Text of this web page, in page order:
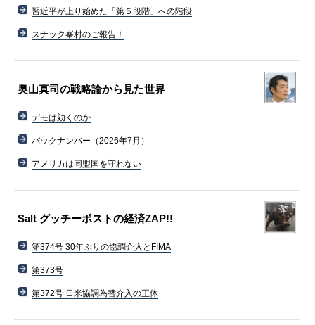
習近平が上り始めた「第５段階」への階段
スナック峯村のご報告！
奥山真司の戦略論から見た世界
デモは効くのか
バックナンバー（2026年7月）
アメリカは同盟国を守れない
Salt グッチーポストの経済ZAP!!
第374号 30年ぶりの協調介入とFIMA
第373号
第372号 日米協調為替介入の正体